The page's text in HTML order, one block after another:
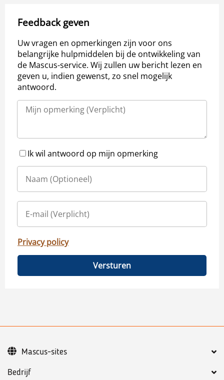
Feedback geven
Uw vragen en opmerkingen zijn voor ons
belangrijke hulpmiddelen bij de ontwikkeling van
de Mascus-service. Wij zullen uw bericht lezen en
geven u, indien gewenst, zo snel mogelijk
antwoord.
Ik wil antwoord op mijn opmerking
Privacy policy
Versturen
Bedrijf
Mascus-sites